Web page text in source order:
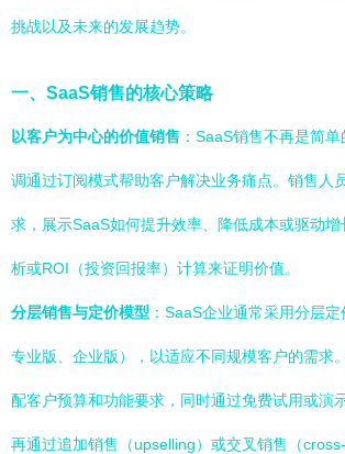
挑战以及未来的发展趋势。
一、SaaS销售的核心策略
以客户为中心的价值销售 ：SaaS销售不再是简
调通过订阅模式帮助客户解决业务痛点。销售人
求，展示SaaS如何提升效率、降低成本或驱动
析或ROI（投资回报率）计算来证明价值。
分层销售与定价模型 ：SaaS企业通常采用分层定
专业版、企业版），以适应不同规模客户的需求
配客户预算和功能要求，同时通过免费试用或演
再通过追加销售（upselling）或交叉销售（